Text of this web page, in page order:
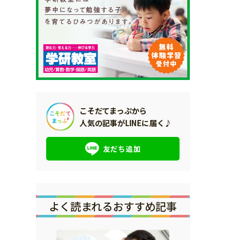
こそだてまっぷから
人気の記事がLINEに届く♪
友だち追加
よく読まれるおすすめ記事